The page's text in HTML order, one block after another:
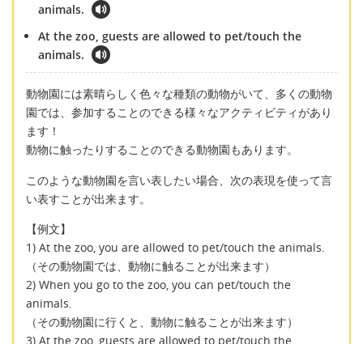
animals.
At the zoo, guests are allowed to pet/touch the
animals.
動物園には素晴らしく色々な種類の動物がいて、多くの動物
園では、参加することのできる様々なアクティビティがあり
ます！
動物に触ったりすることのできる動物園もあります。
このような動物園を言い表したい場合、次の表現を使って言
い表すことが出来ます。
【例文】
1) At the zoo, you are allowed to pet/touch the animals.
（その動物園では、動物に触ることが出来ます）
2) When you go to the zoo, you can pet/touch the
animals.
（その動物園に行くと、動物に触ることが出来ます）
3) At the zoo, guests are allowed to pet/touch the